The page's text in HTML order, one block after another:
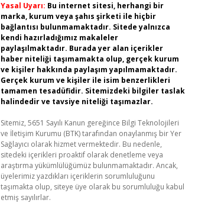
Yasal Uyarı: Bu internet sitesi, herhangi bir
marka, kurum veya şahıs şirketi ile hiçbir
bağlantısı bulunmamaktadır. Sitede yalnızca
kendi hazırladığımız makaleler
paylaşılmaktadır. Burada yer alan içerikler
haber niteliği taşımamakta olup, gerçek kurum
ve kişiler hakkında paylaşım yapılmamaktadır.
Gerçek kurum ve kişiler ile isim benzerlikleri
tamamen tesadüfidir. Sitemizdeki bilgiler taslak
halindedir ve tavsiye niteliği taşımazlar.
Sitemiz, 5651 Sayılı Kanun gereğince Bilgi Teknolojileri
ve İletişim Kurumu (BTK) tarafından onaylanmış bir Yer
Sağlayıcı olarak hizmet vermektedir. Bu nedenle,
sitedeki içerikleri proaktif olarak denetleme veya
araştırma yükümlülüğümüz bulunmamaktadır. Ancak,
üyelerimiz yazdıkları içeriklerin sorumluluğunu
taşımakta olup, siteye üye olarak bu sorumluluğu kabul
etmiş sayılırlar.